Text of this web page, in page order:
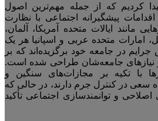
کردیم که از جمله مهم‌ترین اصول
پیشگیرانه اجتماعی با نظارت
مانند ایالات متحده آمریکا، آلمان،
امارات متحده عربی و اسپانیا هر یک
در جامعه خود برگزیده‌اند که بر
نیازهای جامعه‌شان طراحی شده است.
با تکیه بر مجازات‌های سنگین و
سعی در کنترل جرم دارند، در حالی که
و توانمندسازی اجتماعی تأکید